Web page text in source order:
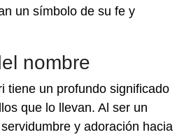
un símbolo de su fe y
nombre
tiene un profundo significado
que lo llevan. Al ser un
y adoración hacia